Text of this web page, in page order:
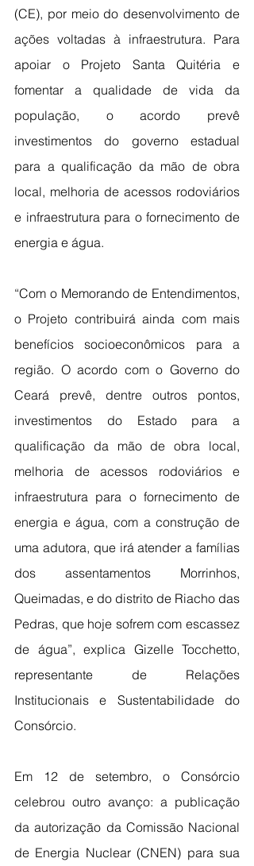
(CE), por meio do desenvolvimento de
ações voltadas à infraestrutura. Para
apoiar o Projeto Santa Quitéria e
fomentar a qualidade de vida da
população, o acordo prevê
investimentos do governo estadual
para a qualificação da mão de obra
local, melhoria de acessos rodoviários
e infraestrutura para o fornecimento de
energia e água.
“Com o Memorando de Entendimentos,
o Projeto contribuirá ainda com mais
benefícios socioeconômicos para a
região. O acordo com o Governo do
Ceará prevê, dentre outros pontos,
investimentos do Estado para a
qualificação da mão de obra local,
melhoria de acessos rodoviários e
infraestrutura para o fornecimento de
energia e água, com a construção de
uma adutora, que irá atender a famílias
dos assentamentos Morrinhos,
Queimadas, e do distrito de Riacho das
Pedras, que hoje sofrem com escassez
de água”, explica Gizelle Tocchetto,
representante de Relações
Institucionais e Sustentabilidade do
Consórcio.
Em 12 de setembro, o Consórcio
celebrou outro avanço: a publicação
da autorização da Comissão Nacional
de Energia Nuclear (CNEN) para sua